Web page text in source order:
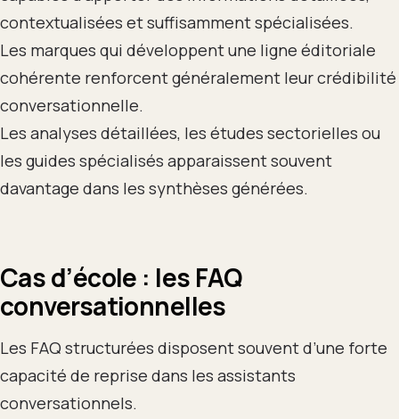
contextualisées et suffisamment spécialisées.
Les marques qui développent une ligne éditoriale
cohérente renforcent généralement leur crédibilité
conversationnelle.
Les analyses détaillées, les études sectorielles ou
les guides spécialisés apparaissent souvent
davantage dans les synthèses générées.
Cas d’école : les FAQ
conversationnelles
Les FAQ structurées disposent souvent d’une forte
capacité de reprise dans les assistants
conversationnels.